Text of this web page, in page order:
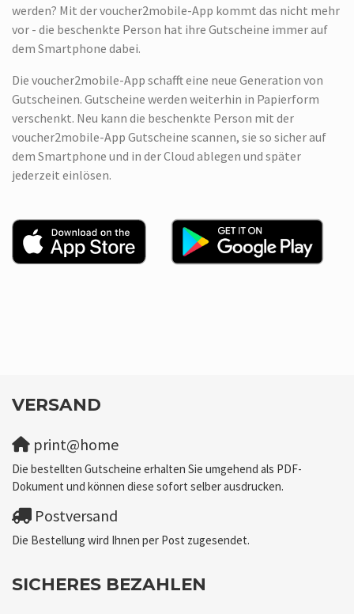
werden? Mit der voucher2mobile-App kommt das nicht mehr
vor - die beschenkte Person hat ihre Gutscheine immer auf
dem Smartphone dabei.
Die voucher2mobile-App schafft eine neue Generation von
Gutscheinen. Gutscheine werden weiterhin in Papierform
verschenkt. Neu kann die beschenkte Person mit der
voucher2mobile-App Gutscheine scannen, sie so sicher auf
dem Smartphone und in der Cloud ablegen und später
jederzeit einlösen.
VERSAND
print@home
Die bestellten Gutscheine erhalten Sie umgehend als PDF-
Dokument und können diese sofort selber ausdrucken.
Postversand
Die Bestellung wird Ihnen per Post zugesendet.
SICHERES BEZAHLEN